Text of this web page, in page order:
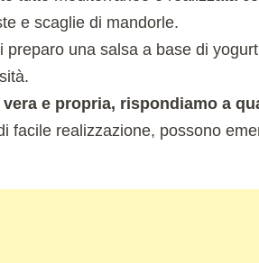
e scaglie di mandorle.
preparo una salsa a base di
e propria, rispondiamo a
facile realizzazione, possono